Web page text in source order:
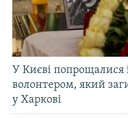
У Києві попрощалися
волонтером, який
у Харкові